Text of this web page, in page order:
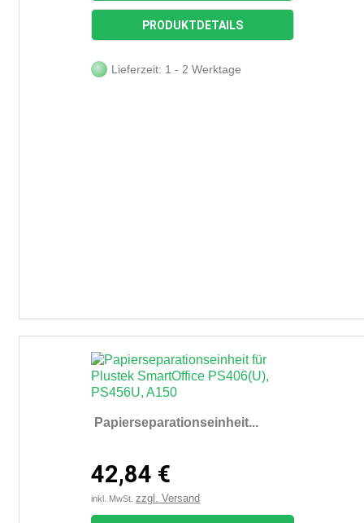
PRODUKTDETAILS
Lieferzeit: 1 - 2 Werktage
Papierseparationseinheit...
42,84 €
inkl. MwSt. zzgl. Versand